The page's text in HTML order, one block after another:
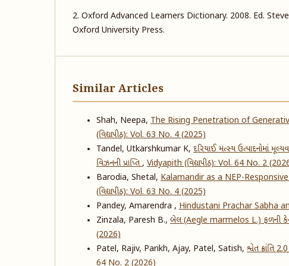
2. Oxford Advanced Learners Dictionary. 2008. Ed.
Oxford University Press.
Similar Articles
Shah, Neepa, The Rising Penetration of
(વિદ્યાપીઠ): Vol. 63 No. 4 (2025)
Tandel, Utkarshkumar K, દરિયાઈ મત્સ્ય ઉત્પાદનોમાં
વિઝનની પ્રાપ્તિ, Vidyapith (વિદ્યાપીઠ): Vol. 64 No. 2
Barodia, Shetal, Kalamandir as a NEP-
(વિદ્યાપીઠ): Vol. 63 No. 4 (2025)
Pandey, Amarendra , Hindustani Prachar Sabha
Zinzala, Paresh B., બેલ (Aegle marmelos L.) ફળની
(2026)
Patel, Rajiv, Parikh, Ajay, Patel, Satish, શ્વેત ક્રાંતિ
64 No. 2 (2026)